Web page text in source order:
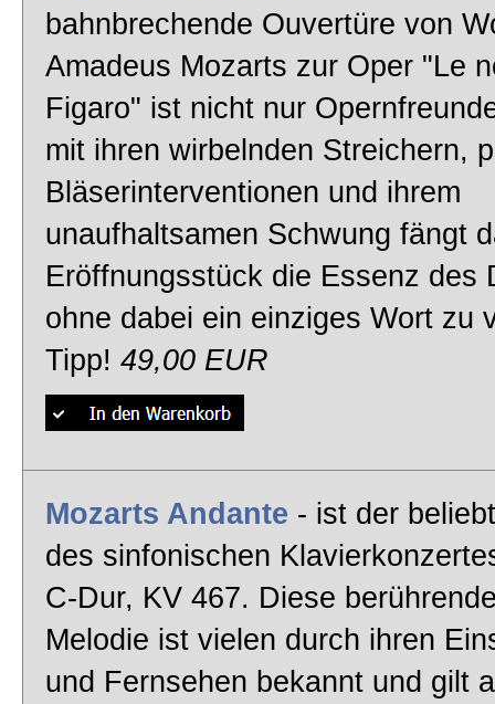
bahnbrechende Ouvertüre von
Amadeus Mozarts zur Oper "Le
Figaro" ist nicht nur
mit ihren wirbelnden Streichern,
Bläserinterventionen und ihrem
unaufhaltsamen Schwung fängt
Eröffnungsstück die Essenz des
ohne dabei ein einziges Wort zu
Tipp! 49,00 EUR
Mozarts Andante - ist der
des sinfonischen
C-Dur, KV 467. Diese
Melodie ist vielen durch ihren
und Fernsehen bekannt und gilt